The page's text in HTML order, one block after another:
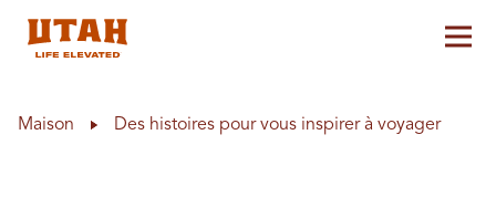
Maison Des histoires pour vous inspirer à voyager